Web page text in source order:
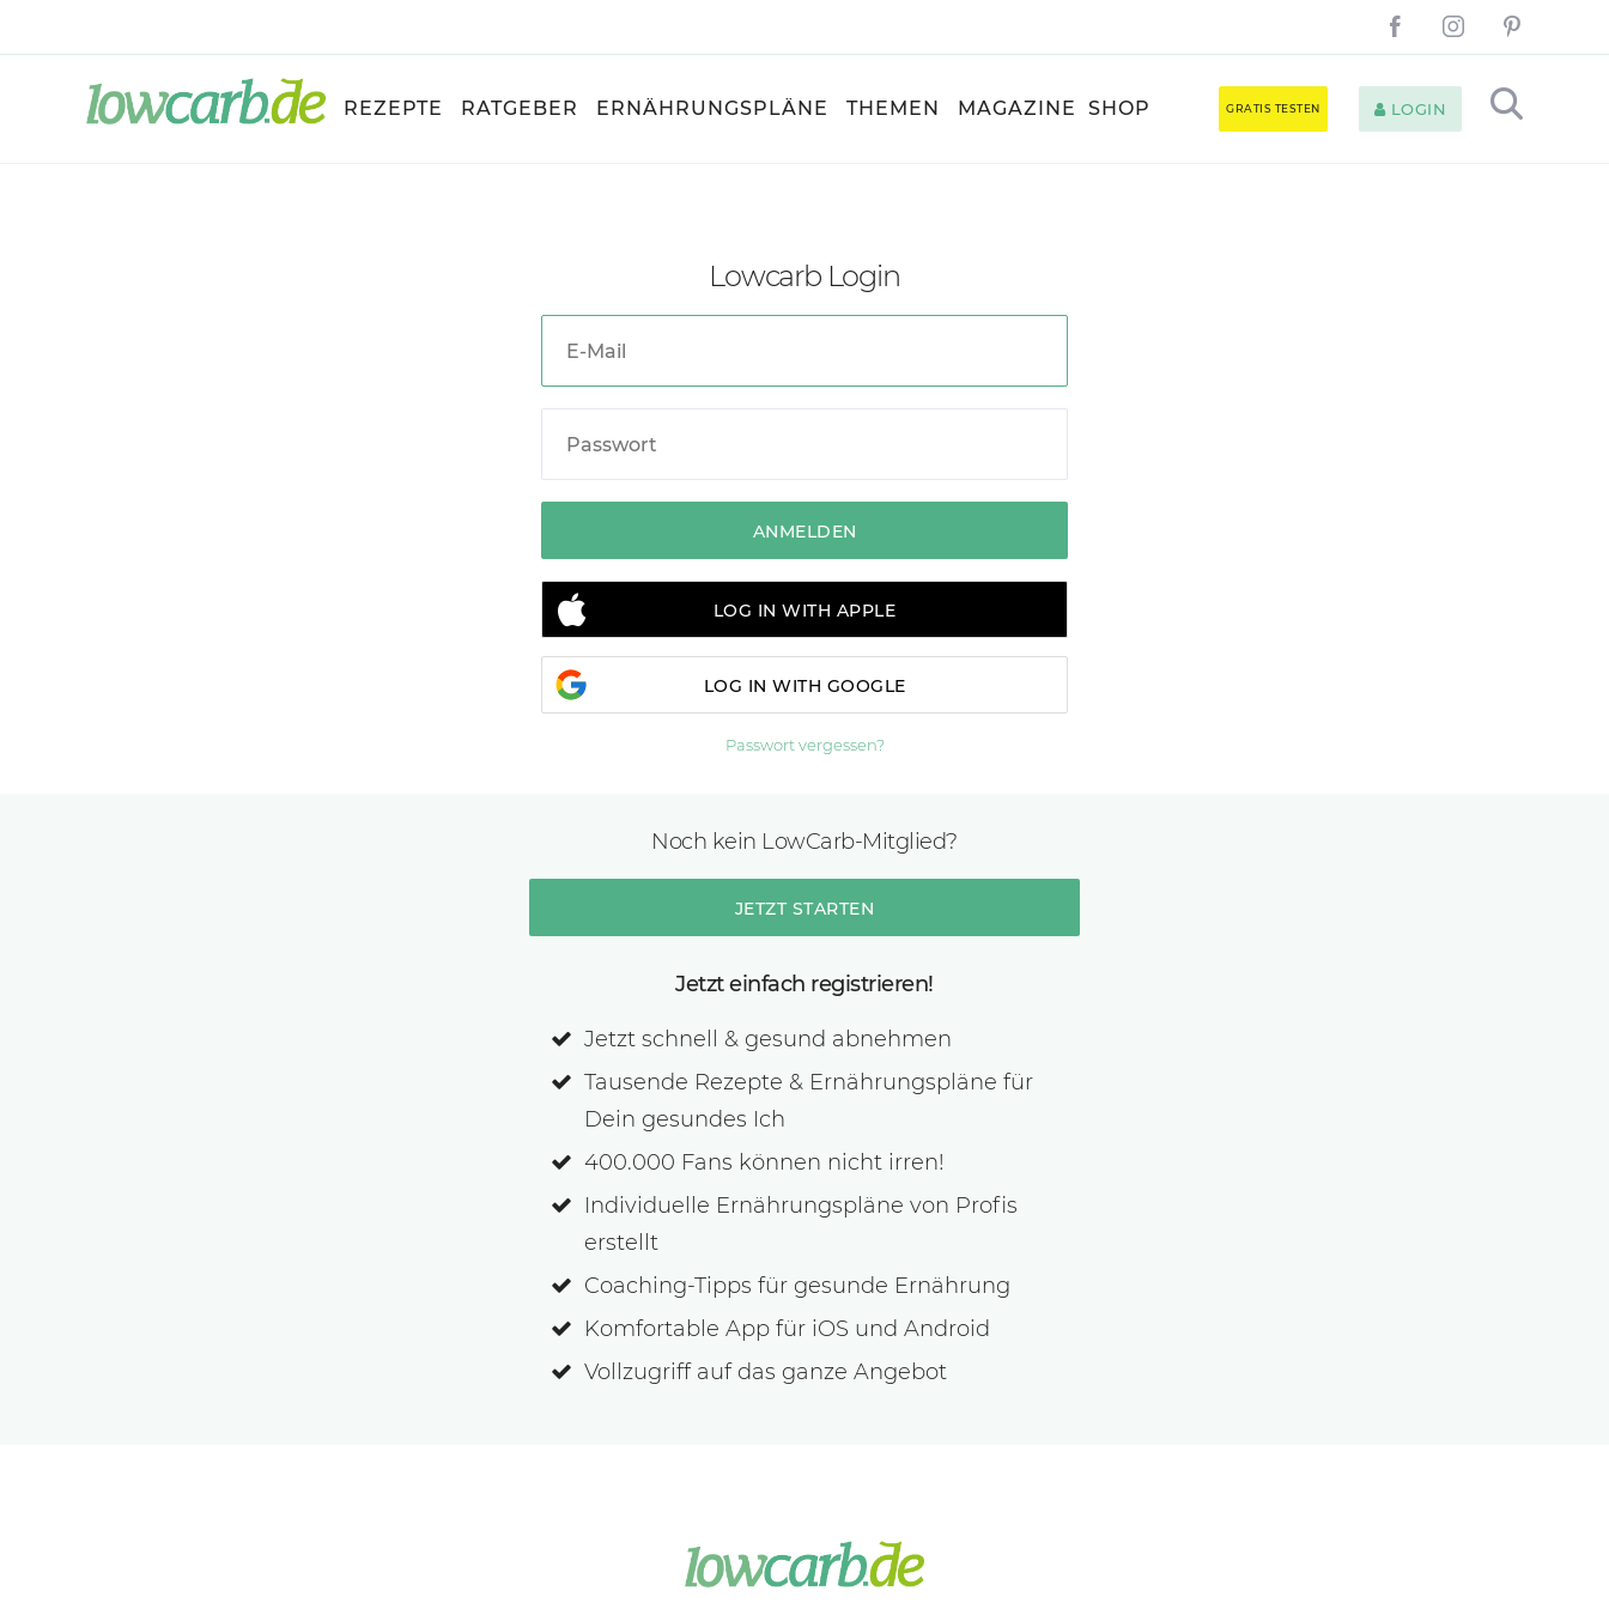
REZEPTE RATGEBER ERNÄHRUNGSPLÄNE THEMEN MAGAZINE SHOP GRATIS TESTEN LOGIN
Lowcarb Login
LOG IN WITH APPLE
LOG IN WITH GOOGLE
Passwort vergessen?
Noch kein LowCarb-Mitglied?
JETZT STARTEN
Jetzt einfach registrieren!
Jetzt schnell & gesund abnehmen
Tausende Rezepte & Ernährungspläne für
Dein gesundes Ich
400.000 Fans können nicht irren!
Individuelle Ernährungspläne von Profis
erstellt
Coaching-Tipps für gesunde Ernährung
Komfortable App für iOS und Android
Vollzugriff auf das ganze Angebot